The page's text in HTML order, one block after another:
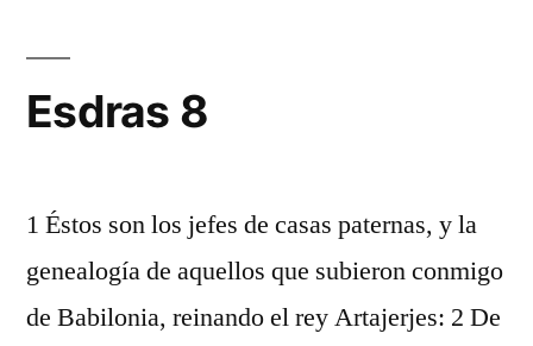
Esdras 8
1 Éstos son los jefes de casas paternas, y la
genealogía de aquellos que subieron conmigo
de Babilonia, reinando el rey Artajerjes: 2 De